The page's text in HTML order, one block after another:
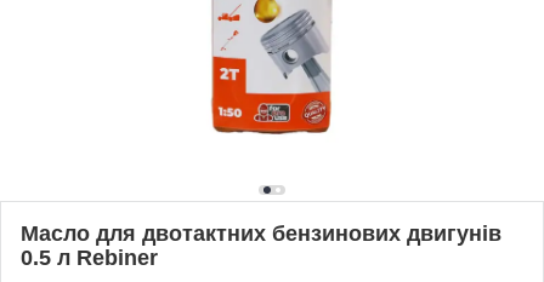
Масло для двотактних бензинових двигунів
0.5 л Rebiner